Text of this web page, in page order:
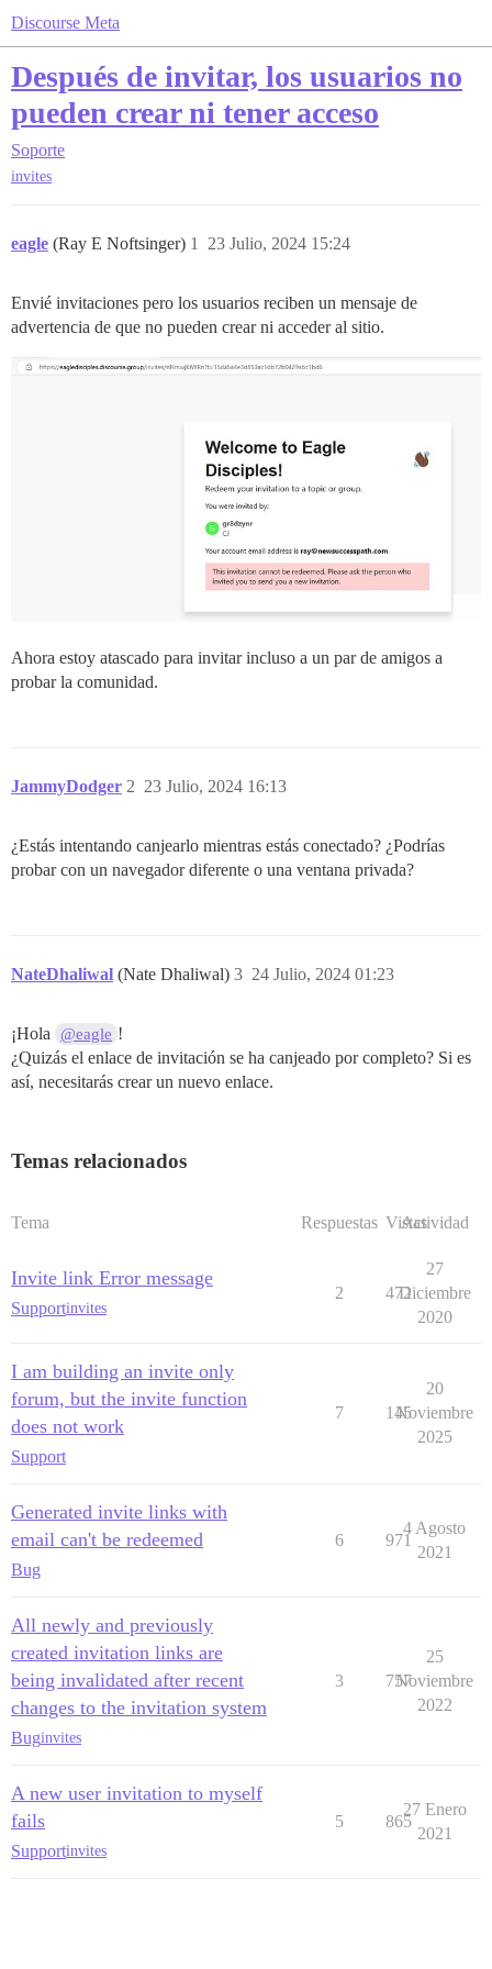
Discourse Meta
Después de invitar, los usuarios no
pueden crear ni tener acceso
Soporte
invites
eagle (Ray E Noftsinger) 23 Julio, 2024 15:24
1
Envié invitaciones pero los usuarios reciben un mensaje de
advertencia de que no pueden crear ni acceder al sitio.
Ahora estoy atascado para invitar incluso a un par de amigos a
probar la comunidad.
JammyDodger 23 Julio, 2024 16:13
2
¿Estás intentando canjearlo mientras estás conectado? ¿Podrías
probar con un navegador diferente o una ventana privada?
NateDhaliwal (Nate Dhaliwal) 24 Julio, 2024 01:23
3
¡Hola @eagle !
¿Quizás el enlace de invitación se ha canjeado por completo? Si es
así, necesitarás crear un nuevo enlace.
Temas relacionados
Tema Respuestas Vistas
Actividad
Invite link Error message
Supportinvites
2 472
27
Diciembre
2020
I am building an invite only
forum, but the invite function
does not work
Support
7 145
20
Noviembre
2025
Generated invite links with
email can't be redeemed
Bug
6 971
4 Agosto
2021
All newly and previously
created invitation links are
being invalidated after recent
changes to the invitation system
Buginvites
3 757
25
Noviembre
2022
A new user invitation to myself
fails
Supportinvites
5 865
27 Enero
2021